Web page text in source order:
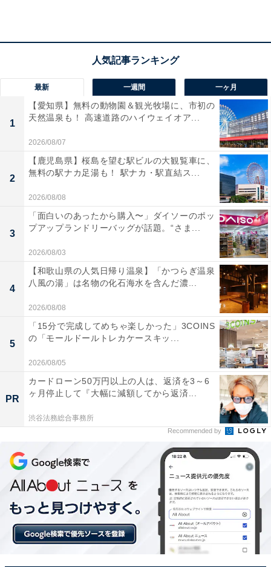
所在地：岐阜県高山市奥飛騨温泉郷神坂587番地
交通手段：北陸道「富山IC」より約90分／中部縦貫自動
車道「高山IC」より約90分
※料金は公式Webサイト参考価格
※プラン・部屋により価格は変動します
チェックイン・チェックアウト
チェックイン：15:00
チェックアウト：11:00
※プランにより時間が異なる可能性があります
あわせて読みたい
【奥飛騨温泉郷の人気ホテル】「槍見の湯 槍
見館」が選ばれる理由
「山里のいおり 草円」は築160年の古民家で囲炉
最新 一週間 一ヶ月
1
【愛知県】無料の動物園＆観光牧場に、市初の
天然温泉も！ 高速道路のハイウェイオア...
2026/08/07
2
【鹿児島県】桜島を望む駅ビルの大観覧車に、
無料の駅ナカ足湯も！ 駅ナカ・駅直結ス...
2026/08/08
3
「面白いのあったから購入〜」ダイソーのポッ
プアップランドリーバッグが話題。“さま...
2026/08/03
4
【和歌山県の人気日帰り温泉】「かつらぎ温泉
八風の湯」は名物の化石海水を含んだ濃...
2026/08/08
5
「15分で完成してめちゃ楽しかった」3COINS
の「モールドールトレカケースキッ...
2026/08/05
PR
カードローン50万円以上の人は、返済を3～6
ヶ月停止して『大幅に減額してから返済...
渋谷法務総合事務所
Recommended by